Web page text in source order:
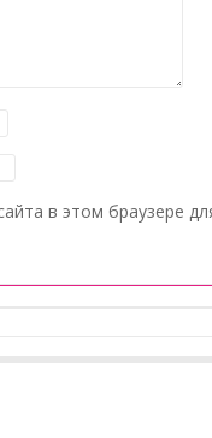
в этом браузере